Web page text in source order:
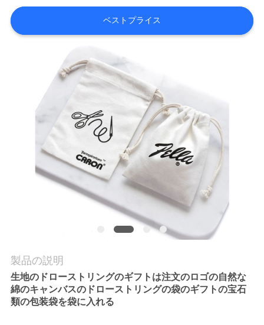
品
い
引
ベストプライス
製品の説明
生地のドローストリングのギフトは注文のロゴの自然な
綿のキャンバスのドローストリングの袋のギフトの宝石
類の包装袋を袋に入れる